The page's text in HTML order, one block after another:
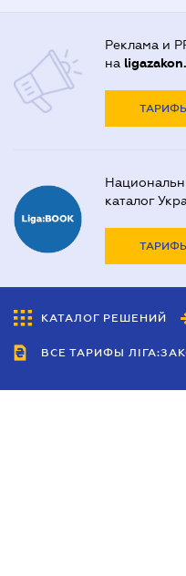
Реклама и
на
каталог
КАТАЛОГ РЕШЕНИЙ
ВСЕ ТАРИФЫ